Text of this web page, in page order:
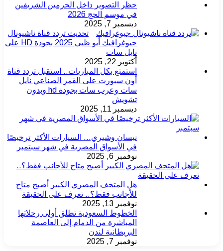
حظر التصوير داخل الحرمين الشريفين
في موسم الحج 2026
ديسمبر 7, 2025
تحديث تردد قناة ناشيونال
جيوغرافيك أبو ظبي 2025 بجودة HD على
نايل سات
أكتوبر 22, 2025
استمتع بكل المباريات.. استقبل تردد قناة
أون سبورت على القمر الصناعي نايل
سات وعرب سات بجودة hd وبدون
تشويش
ديسمبر 11, 2025
نيسان وشيري… السيارات الأكثر ترخيصًا
في الأسواق المصرية في شهر سبتمبر
نوفمبر 6, 2025
هل المتحف المصري الكبير أصبح متاح
للأجانب فقط؟.. تعرف على الحقيقة
نوفمبر 13, 2025
الخطوط السعودية تطلق أولى رحلاتها
المباشرة من الدمام إلى العاصمة
البريطانية لندن
نوفمبر 7, 2025